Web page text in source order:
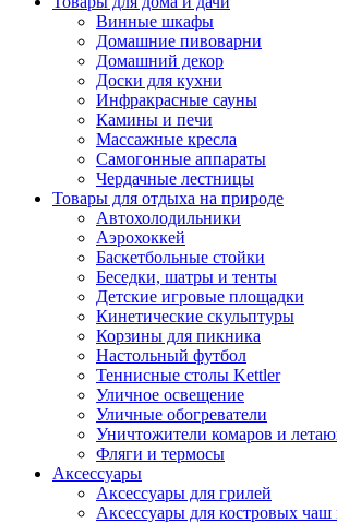
Винные шкафы
Домашние пивоварни
Домашний декор
Доски для кухни
Инфракрасные сауны
Камины и печи
Массажные кресла
Самогонные аппараты
Чердачные лестницы
Товары для отдыха на природе
Автохолодильники
Аэрохоккей
Баскетбольные стойки
Беседки, шатры и тенты
Детские игровые площадки
Кинетические скульптуры
Корзины для пикника
Настольный футбол
Теннисные столы Kettler
Уличное освещение
Уличные обогреватели
Уничтожители комаров и
Фляги и термосы
Аксессуары
Аксессуары для грилей
Аксессуары для костровых чаш